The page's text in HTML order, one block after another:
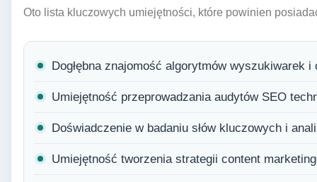
Oto lista kluczowych umiejętności, które powinien
Dogłębna znajomość algorytmów wyszukiwarek
Umiejętność przeprowadzania audytów SEO
Doświadczenie w badaniu słów kluczowych i
Umiejętność tworzenia strategii content